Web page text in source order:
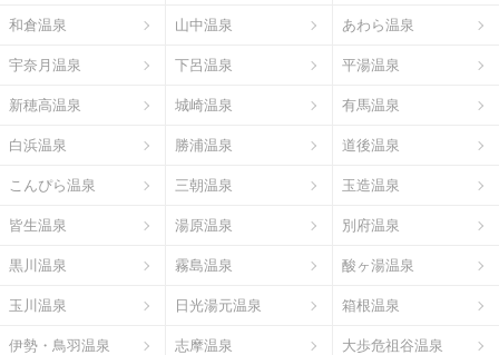
和倉温泉 山中温泉 あわら温泉
宇奈月温泉 下呂温泉 平湯温泉
新穂高温泉 城崎温泉 有馬温泉
白浜温泉 勝浦温泉 道後温泉
こんぴら温泉 三朝温泉 玉造温泉
皆生温泉 湯原温泉 別府温泉
黒川温泉 霧島温泉 酸ヶ湯温泉
玉川温泉 日光湯元温泉 箱根温泉
伊勢・鳥羽温泉 志摩温泉 大歩危祖谷温泉